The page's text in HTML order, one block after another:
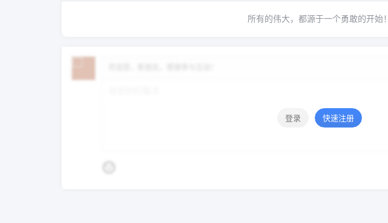
所有的伟大，都源于一个勇敢的开始！
登录 快速注册